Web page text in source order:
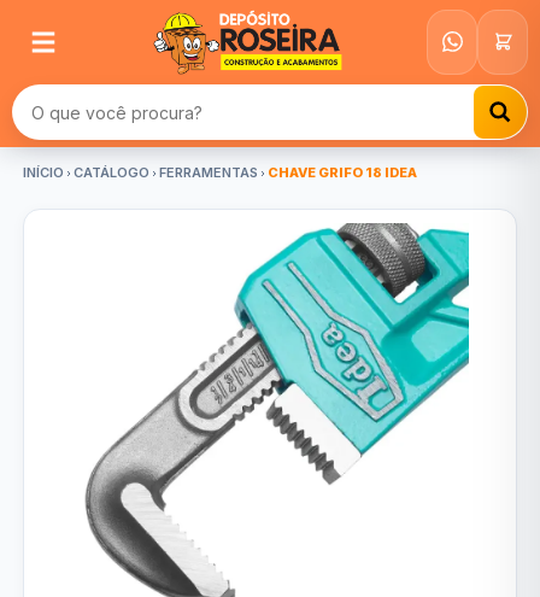
Buscar produtos
INÍCIO CATÁLOGO FERRAMENTAS CHAVE GRIFO 18 IDEA